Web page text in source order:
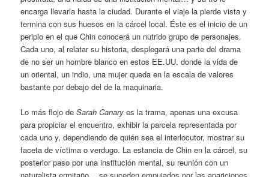
encarga llevarla hasta la ciudad. Durante el viaje la pierde vista y
termina con sus huesos en la cárcel local. Éste es el inicio de un
periplo en el que Chin conocerá un nutrido grupo de personajes.
Cada uno, al relatar su historia, desplegará una parte del drama
de no ser un hombre blanco en estos EE.UU. donde la vida de
un oriental, un indio, una mujer queda en la escala de valores
bastante por debajo del de la maquinaria.
Lo más flojo deSarah Canaryes la trama, apenas una excusa
para propiciar el encuentro, exhibir la parcela representada por
cada uno y, dependiendo de quién sea el interlocutor, mostrar su
faceta de víctima o verdugo. La estancia de Chin en la cárcel, su
posterior paso por una institución mental, su reunión con un